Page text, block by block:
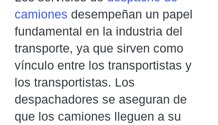
camiones desempeñan un papel
fundamental en la industria del
transporte, ya que sirven como
vínculo entre los transportistas y
los transportistas. Los
despachadores se aseguran de
que los camiones lleguen a su